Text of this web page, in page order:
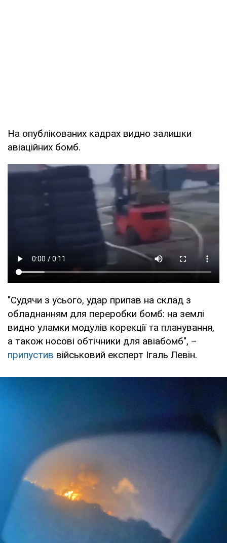
На опублікованих кадрах видно залишки
авіаційних бомб.
"Судячи з усього, удар припав на склад з
обладнанням для переробки бомб: на землі
видно уламки модулів корекції та планування,
а також носові обтічники для авіабомб", –
припустив військовий експерт Ігаль Левін.